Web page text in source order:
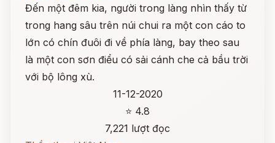
Đến một đêm kia, người trong làng nhìn thấy từ
trong hang sâu trên núi chui ra một con cáo to
lớn có chín đuôi đi về phía làng, bay theo sau
là một con sơn điểu có sải cánh che cả bầu trời
với bộ lông xù.
11-12-2020
⭐ 4.8
7,221 lượt đọc